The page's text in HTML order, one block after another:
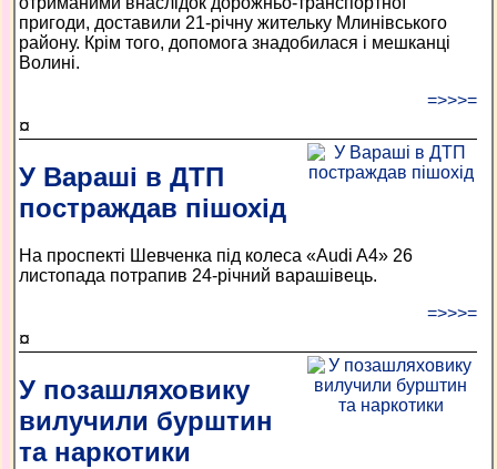
пригоди, доставили 21-річну жительку Млинівського
району. Крім того, допомога знадобилася і мешканці
Волині.
=>>>=
¤
У Вараші в ДТП
постраждав пішохід
На проспекті Шевченка під колеса «Audi A4» 26
листопада потрапив 24-річний варашівець.
=>>>=
¤
У позашляховику
вилучили бурштин
та наркотики